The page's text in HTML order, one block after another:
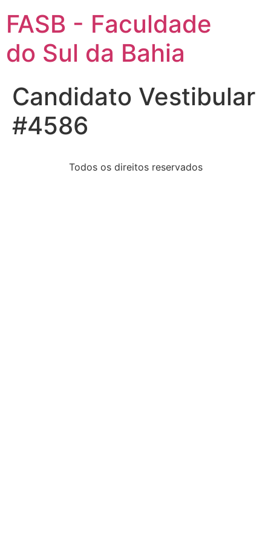
FASB - Faculdade
do Sul da Bahia
Candidato Vestibular
#4586
Todos os direitos reservados